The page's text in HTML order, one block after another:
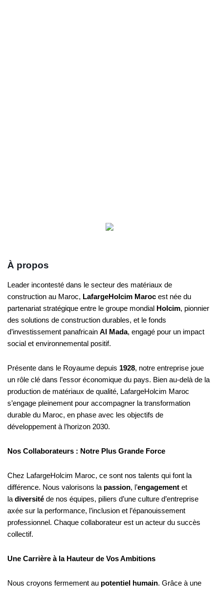
À propos
Leader incontesté dans le secteur des matériaux de
construction au Maroc, LafargeHolcim Maroc est née du
partenariat stratégique entre le groupe mondial Holcim, pionnier
des solutions de construction durables, et le fonds
d’investissement panafricain Al Mada, engagé pour un impact
social et environnemental positif.
Présente dans le Royaume depuis 1928, notre entreprise joue
un rôle clé dans l’essor économique du pays. Bien au-delà de la
production de matériaux de qualité, LafargeHolcim Maroc
s’engage pleinement pour accompagner la transformation
durable du Maroc, en phase avec les objectifs de
développement à l’horizon 2030.
Nos Collaborateurs : Notre Plus Grande Force
Chez LafargeHolcim Maroc, ce sont nos talents qui font la
différence. Nous valorisons la passion, l’engagement et
la diversité de nos équipes, piliers d’une culture d’entreprise
axée sur la performance, l’inclusion et l’épanouissement
professionnel. Chaque collaborateur est un acteur du succès
collectif.
Une Carrière à la Hauteur de Vos Ambitions
Nous croyons fermement au potentiel humain. Grâce à une